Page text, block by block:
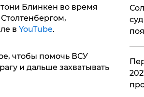
Блинкен во время
в YouTube.
чтобы помочь ВСУ
и дальше захватывать